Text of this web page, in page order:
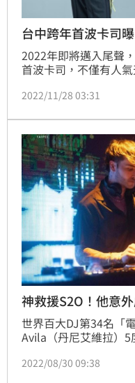
台中跨年首波卡司
2022年即將邁入尾聲
首波卡司，不僅有人
點一路到1月1日深夜1
2022/11/28 03:31
神救援S2O！他意
世界百大DJ第34名「
Avila（丹尼艾維拉）
祭」這也是他第三次登
2022/08/30 09:38